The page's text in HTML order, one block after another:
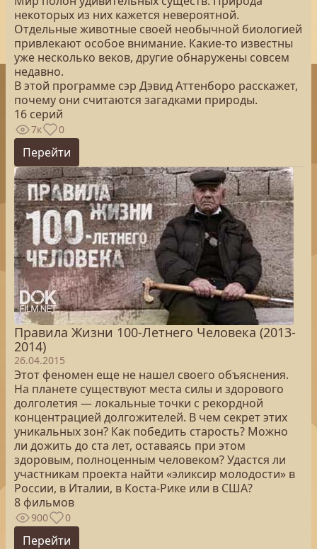
некоторых из них кажется невероятной.
Отдельные животные своей необычной биологией
привлекают особое внимание. Какие-то известны
уже несколько веков, другие обнаружены совсем
недавно.
В этой программе сэр Дэвид Аттенборо расскажет,
почему они считаются загадками природы.
16 серий
7к 0
Перейти
Правила Жизни 100-Летнего Человека (2013-
2014)
26.04.2015
Этот феномен еще не нашел своего объяснения.
На планете существуют места силы и здорового
долголетия ― локальные точки с рекордной
концентрацией долгожителей. В чем секрет этих
уникальных зон? Как победить старость? Можно
ли дожить до ста лет, оставаясь при этом
здоровым, полноценным человеком? Удастся ли
участникам проекта найти «эликсир молодости» в
России, в Италии, в Коста-Рике или в США?
8 фильмов
900 0
Перейти